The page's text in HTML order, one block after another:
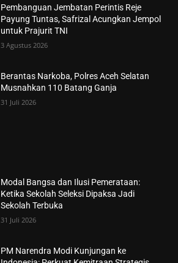
Pembanguan Jembatan Perintis Reje
Payung Tuntas, Safrizal Acungkan Jempol
untuk Prajurit TNI
3 Agustus 2026
Berantas Narkoba, Polres Aceh Selatan
Musnahkan 110 Batang Ganja
31 Juli 2026
Modal Bangsa dan Ilusi Pemerataan:
Ketika Sekolah Seleksi Dipaksa Jadi
Sekolah Terbuka
31 Juli 2026
PM Narendra Modi Kunjungan ke